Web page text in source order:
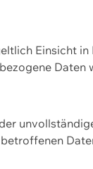
Einsicht